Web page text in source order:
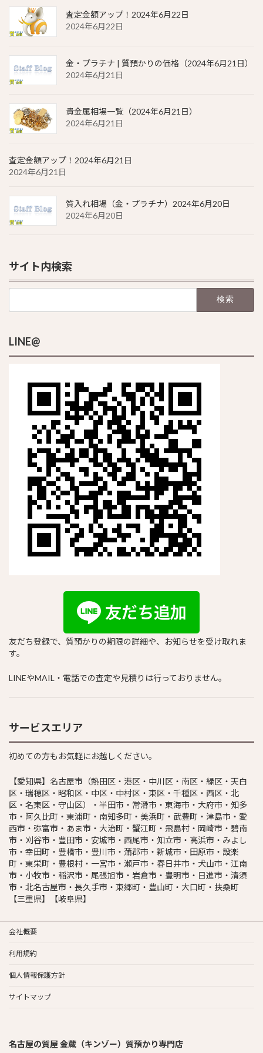
査定金額アップ！2024年6月22日
2024年6月22日
金・プラチナ | 質預かりの価格（2024年6月21日）
2024年6月21日
貴金属相場一覧（2024年6月21日）
2024年6月21日
査定金額アップ！2024年6月21日
2024年6月21日
質入れ相場（金・プラチナ）2024年6月20日
2024年6月20日
サイト内検索
LINE@
友だち登録で、質預かりの期限の詳細や、お知らせを受け取れま
す。
LINEやMAIL・電話での査定や見積りは行っておりません。
サービスエリア
初めての方もお気軽にお越しください。
【愛知県】名古屋市（熱田区・港区・中川区・南区・緑区・天白
区・瑞穂区・昭和区・中区・中村区・東区・千種区・西区・北
区・名東区・守山区）・半田市・常滑市・東海市・大府市・知多
市・阿久比町・東浦町・南知多町・美浜町・武豊町・津島市・愛
西市・弥富市・あま市・大治町・蟹江町・飛島村・岡崎市・碧南
市・刈谷市・豊田市・安城市・西尾市・知立市・高浜市・みよし
市・幸田町・豊橋市・豊川市・蒲郡市・新城市・田原市・設楽
町・東栄町・豊根村・一宮市・瀬戸市・春日井市・犬山市・江南
市・小牧市・稲沢市・尾張旭市・岩倉市・豊明市・日進市・清須
市・北名古屋市・長久手市・東郷町・豊山町・大口町・扶桑町
【三重県】【岐阜県】
会社概要
利用規約
個人情報保護方針
サイトマップ
名古屋の質屋 金蔵（キンゾー）質預かり専門店